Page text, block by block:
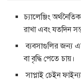
চ্যালেঞ্জিং
রাখা এবং যতদিন
ব্যবসাগুলির জন্য
বা বৃদ্ধি পেতে চায়।
সাপ্লাই চেইন